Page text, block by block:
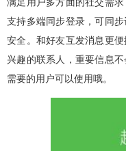
支持多端同步登录，可同
安全。和好友互发消息更
兴趣的联系人，重要信息
需要的用户可以使用哦。